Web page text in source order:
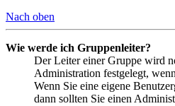
Nach oben
Wie werde ich Gruppenleiter?
Der Leiter einer Gruppe wird
Administration festgelegt,
Wenn Sie eine eigene
dann sollten Sie einen